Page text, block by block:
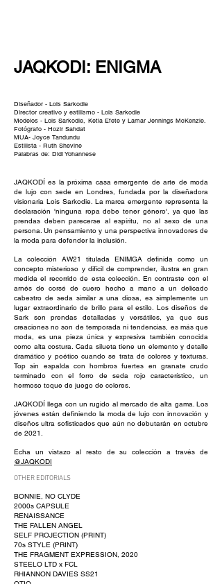
JAQKODI: ENIGMA
Diseñador - Lois Sarkodie
Director creativo y estilismo - Lois Sarkodie
Modelos - Lois Sarkodie, Ketia Efete y Lamar Jennings McKenzie.
Fotógrafo - Hozir Sahdat
MUA- Joyce Tandundu
Estilista - Ruth Shevine
Palabras de: Didi Yohannese
JAQKODÍ es la próxima casa emergente de arte de moda
de lujo con sede en Londres, fundada por la diseñadora
visionaria Lois Sarkodie. La marca emergente representa la
declaración 'ninguna ropa debe tener género', ya que las
prendas deben parecerse al espíritu, no al sexo de una
persona. Un pensamiento y una perspectiva innovadores de
la moda para defender la inclusión.
La colección AW21 titulada ENIMGA definida como un
concepto misterioso y difícil de comprender, ilustra en gran
medida el recorrido de esta colección. En contraste con el
arnés de corsé de cuero hecho a mano a un delicado
cabestro de seda similar a una diosa, es simplemente un
lugar extraordinario de brillo para el estilo. Los diseños de
Sark son prendas detalladas y versátiles, ya que sus
creaciones no son de temporada ni tendencias, es más que
moda, es una pieza única y expresiva también conocida
como alta costura. Cada silueta tiene un elemento y detalle
dramático y poético cuando se trata de colores y texturas.
Top sin espalda con hombros fuertes en granate crudo
terminado con el forro de seda rojo característico, un
hermoso toque de juego de colores.
JAQKODÍ llega con un rugido al mercado de alta gama. Los
jóvenes están definiendo la moda de lujo con innovación y
diseños ultra sofisticados que aún no debutarán en octubre
de 2021.
Echa un vistazo al resto de su colección a través de
@JAQKODI
OTHER EDITORIALS
BONNIE, NO CLYDE
2000s CAPSULE
RENAISSANCE
THE FALLEN ANGEL
SELF PROJECTION (PRINT)
70s STYLE (PRINT)
THE FRAGMENT EXPRESSION, 2020
STEELO LTD x FCL
RHIANNON DAVIES SS21